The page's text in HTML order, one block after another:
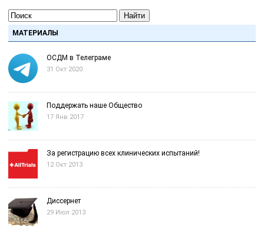
Найти
МАТЕРИАЛЫ
ОСДМ в Телеграме
31 Окт 2020
Поддержать наше Общество
17 Янв 2017
За регистрацию всех клинических испытаний!
12 Окт 2013
Диссернет
29 Июл 2013